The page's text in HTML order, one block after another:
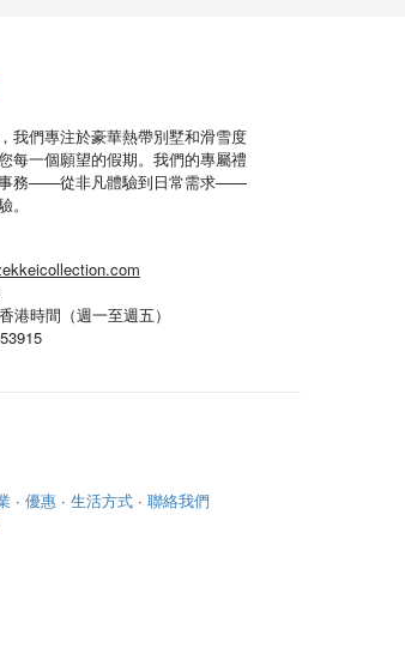
我們專注於豪華熱帶別墅和滑雪度
每一個願望的假期。我們的專屬禮
事務——從非凡體驗到日常需求——
港時間（週一至週五）
· 優惠 · 生活方式 · 聯絡我們